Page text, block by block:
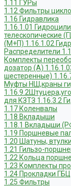
1.11 ГУРы
1.12 Фильтры
1.16 Гидравлика
1.16.1.01
телескопические
(М+П) 1.16.1.02
Распределители
Комплекты
дозатор (А)
шестеренные)
Муфты НШ,краны
для КЗТЗ 1.16.3.2
1.17 Коленвалы
1.18 Вкладыши
1.18.1 Вкладыши
1.19 Поршневые
1.20 Шатуны,
1.21 Гильзо-
1.22 Кольца
1.23 Комплекты
1.24 Прокладки ГБЦ
1.25 Фильтры